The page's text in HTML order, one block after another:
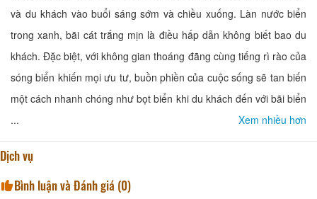
và du khách vào buổi sáng sớm và chiều xuống. Làn nước biển
trong xanh, bãi cát trắng mịn là điều hấp dẫn không biết bao du
khách. Đặc biệt, với không gian thoáng đãng cùng tiếng rì rào của
sóng biển khiến mọi ưu tư, buồn phiền của cuộc sống sẽ tan biến
một cách nhanh chóng như bọt biển khi du khách đến với bãi biển
...
Xem nhiều hơn
Dịch vụ
Bình luận và Đánh giá (0)